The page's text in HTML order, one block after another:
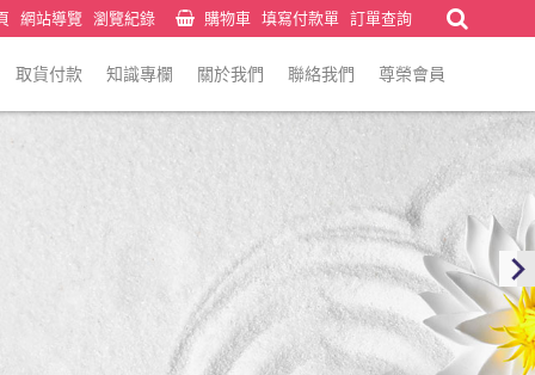
網站導覽 瀏覽紀錄 購物車 填寫付款單 訂單查詢
取貨付款 知識專欄 關於我們 聯絡我們 尊榮會員